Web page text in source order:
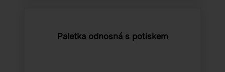
Paletka odnosná s potiskem